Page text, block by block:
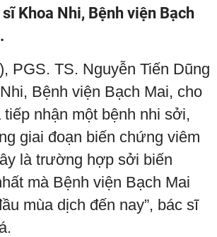
Khoa Nhi, Bệnh viện Bạch
PGS. TS. Nguyễn Tiến Dũng
Bệnh viện Bạch Mai, cho
nhận một bệnh nhi sởi,
giai đoạn biến chứng viêm
là trường hợp sởi biến
mà Bệnh viện Bạch Mai
mùa dịch đến nay”, bác sĩ